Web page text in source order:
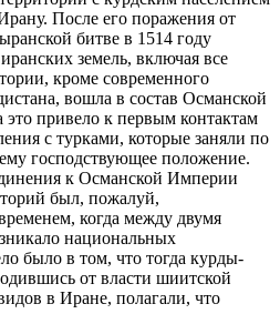
После его поражения от
битве в 1514 году
земель, включая все
кроме современного
вошла в состав Османской
привело к первым контактам
с турками, которые заняли по
господствующее положение.
к Османской Империи
был, пожалуй,
когда между двумя
национальных
было в том, что тогда курды-
от власти шиитской
в Иране, полагали, что